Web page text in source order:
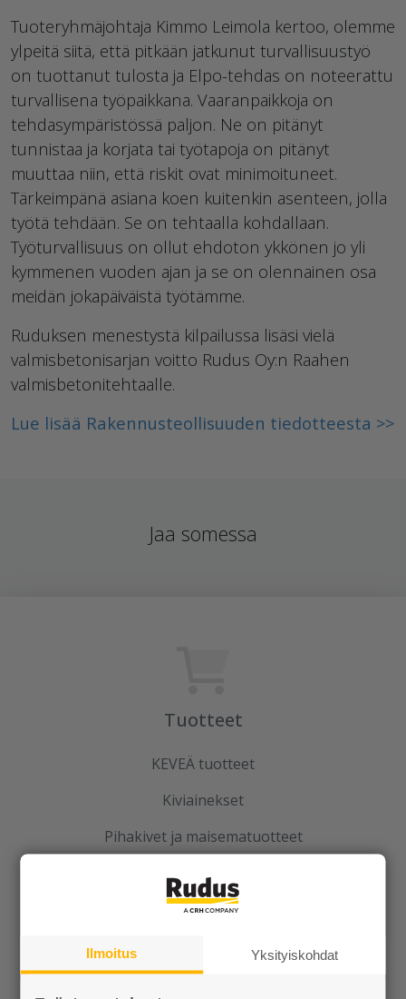
Tuoteryhmäjohtaja Kimmo Leimola kertoo, olemme
ylpeitä siitä, että pitkään jatkunut turvallisuustyö
on tuottanut tulosta ja Elpo-tehdas on noteerattu
turvallisena työpaikkana. Vaaranpaikkoja on
tehdasympäristössä paljon. Ne on pitänyt
tunnistaa ja korjata tai työtapoja on pitänyt
muuttaa niin, että riskit ovat minimoituneet.
Tärkeimpänä asiana koen kuitenkin asenteen, jolla
työtä tehdään. Se on tehtaalla kohdallaan.
Työturvallisuus on ollut ehdoton ykkönen jo yli
kymmenen vuoden ajan ja se on olennainen osa
meidän jokapäiväistä työtämme.
Ruduksen menestystä kilpailussa lisäsi vielä
valmisbetonisarjan voitto Rudus Oy:n Raahen
valmisbetonitehtaalle.
Lue lisää Rakennusteollisuuden tiedotteesta >>
Jaa somessa
Tuotteet
KEVEÄ tuotteet
Kiviainekset
Pihakivet ja maisematuotteet
Betoni
Kaivot ja putket
Infraelementit
Ilmoitus Yksityiskohdat